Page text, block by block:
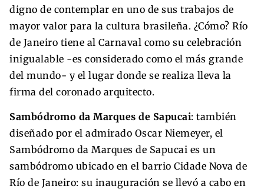
digno de contemplar en uno de sus trabajos de
mayor valor para la cultura brasileña. ¿Cómo? Río
de Janeiro tiene al Carnaval como su celebración
inigualable -es considerado como el más grande
del mundo- y el lugar donde se realiza lleva la
firma del coronado arquitecto.
Sambódromo da Marques de Sapucai: también
diseñado por el admirado Oscar Niemeyer, el
Sambódromo da Marques de Sapucai es un
sambódromo ubicado en el barrio Cidade Nova de
Río de Janeiro: su inauguración se llevó a cabo en